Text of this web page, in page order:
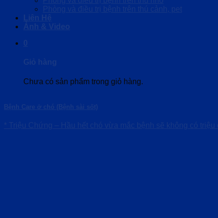
Phòng và điều trị bệnh trên thú cảnh, pet
Liên Hệ
Ảnh & Video
0
Giỏ hàng
Chưa có sản phẩm trong giỏ hàng.
Bệnh Care ở chó (Bệnh sài sốt)
* Triệu Chứng – Hầu hết chó vừa mắc bệnh sẽ không có triệu